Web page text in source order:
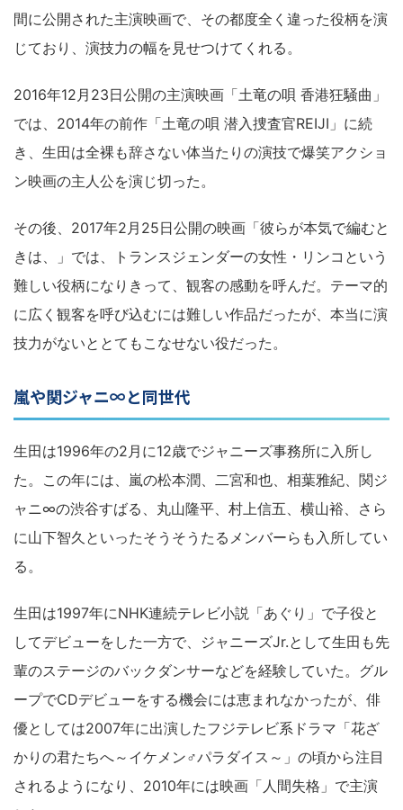
間に公開された主演映画で、その都度全く違った役柄を演
じており、演技力の幅を見せつけてくれる。
2016年12月23日公開の主演映画「土竜の唄 香港狂騒曲」
では、2014年の前作「土竜の唄 潜入捜査官REIJI」に続
き、生田は全裸も辞さない体当たりの演技で爆笑アクショ
ン映画の主人公を演じ切った。
その後、2017年2月25日公開の映画「彼らが本気で編むと
きは、」では、トランスジェンダーの女性・リンコという
難しい役柄になりきって、観客の感動を呼んだ。テーマ的
に広く観客を呼び込むには難しい作品だったが、本当に演
技力がないととてもこなせない役だった。
嵐や関ジャニ∞と同世代
生田は1996年の2月に12歳でジャニーズ事務所に入所し
た。この年には、嵐の松本潤、二宮和也、相葉雅紀、関ジ
ャニ∞の渋谷すばる、丸山隆平、村上信五、横山裕、さら
に山下智久といったそうそうたるメンバーらも入所してい
る。
生田は1997年にNHK連続テレビ小説「あぐり」で子役と
してデビューをした一方で、ジャニーズJr.として生田も先
輩のステージのバックダンサーなどを経験していた。グル
ープでCDデビューをする機会には恵まれなかったが、俳
優としては2007年に出演したフジテレビ系ドラマ「花ざ
かりの君たちへ～イケメン♂パラダイス～」の頃から注目
されるようになり、2010年には映画「人間失格」で主演